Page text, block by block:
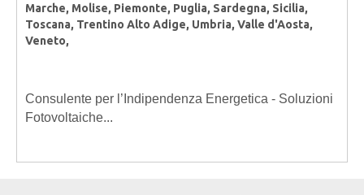
Marche, Molise, Piemonte, Puglia, Sardegna, Sicilia,
Toscana, Trentino Alto Adige, Umbria, Valle d'Aosta,
Veneto,
Consulente per l’Indipendenza Energetica - Soluzioni
Fotovoltaiche...